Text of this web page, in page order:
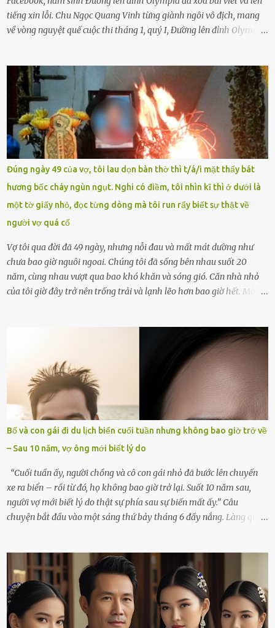
tiếng xin lỗi. Chu Ngọc Quang Vinh từng giành ngôi vô địch, mang
về vòng nguyệt quế cuộc thi tháng 1, quý I, Đường lên đỉnh Olympia.
chưa phù hợp, gây xôn xao, bức xúc trong dư luận. Ngay sau đó,
Trường THPT Chuyên Nguyễn Tất Thành báo cáo xác nhận tài
khoản Chu Vinh là của học sinh Chu Ngọc Quang Vinh, lớp 12 Anh
của nhà trường. Nam sinh này từng giành ngôi vô địch, mang về
vòng nguyệt quế cuộc thi tháng 1, quý I, Đường lên đỉnh Olympia
năm thứ 24. Quá trình giáo dục, học sinh Chu Ngọc Quang Vinh đã
nhận thức được nội dung bài viết của bản thân trên mạng xã hội
ngày 1.9 là chưa phù hợp nên đã chủ động gỡ bài viết và đăng bài
xin lỗi trên trang Facebook cá nhân. Chu Ngọc Quang Vinh làm việc
với cơ quan chức năng. Ảnh: Đơn vị cung...
Đúng ngày 49 của vợ, tôi lau dọn bàn thờ thì t/á/i mặt thấy bát
hương bốc cháy ngùn ngụt. Nghi có điềm, tôi nhìn kĩ thì ở dưới là
một tờ giấy nhỏ, đọc từng dòng mà tôi run rẩy biết sự thật về
người vợ quá cố
Vợ tôi qua đời đã 49 ngày, nhưng nỗi đau và mất mát dường như
chưa bao giờ nguôi ngoai. Chúng tôi đã sống bên nhau suốt 20
năm, cùng nhau vượt qua bao khó khăn và sóng gió. Căn nhà nhỏ
của tôi giờ đây trở nên trống trải và lạnh lẽo hơn bao giờ hết. Mỗi
rơi vào khoảng trống vô tận, chẳng còn muốn làm gì ngoài việc
ngồi lặng lẽ nhớ về cô ấy. Nhưng cuộc sống không cho phép tôi mãi
chìm đắm trong đau khổ. Họ hàng, bạn bè và những người thân
thiết đã đến bên, giúp tôi tổ chức tang lễ chu toàn. Và hôm nay là
ngày giỗ đầu tiên của vợ, 49 ngày sau khi cô ấy rời xa tôi mãi
mãi.Buổi sáng hôm đó, sau khi cúng cơm xong, tôi quyết định lên
sắp xếp lại bàn thờ vợ. Mọi thứ vẫn như mọi ngày, nhưng có điều gì
đó kỳ lạ mà tôi không thể giải thích được. Trong khoảnh khắc tôi
cúi xuống lau chùi bát hương, một luồng gió lạ thoáng qua, khiến
tôi giật mình. Và rồi, một chuyện kinh...
Bố và con gái đi du lịch biển cuối tuần nhưng không bao giờ trở về
– Sau 10 năm, vợ ông mới biết lý do
“Cuối tuần ấy, người chồng và cô con gái nhỏ đã bước lên chuyến
xe ra biển – rồi từ đó, họ không bao giờ trở lại. Suốt 10 năm sau,
người vợ mới biết lý do thật sự phía sau sự biến mất ấy.” Câu
chuyện bắt đầu vào một sáng thứ bảy tháng 6 đầy nắng. Làng quê
không kém. Ông Minh, vốn là một người đàn ông điềm đạm, ít nói,
hôm ấy lại đặc biệt vui vẻ. Ông chuẩn bị hành lý cho chuyến đi biển
cùng cô con gái 8 tuổi tên Thảo. “Em ở nhà nghỉ ngơi nhé, anh đưa
con đi biển hai ngày, để nó được ngắm sóng, nghịch cát. Về chắc nó
sẽ kể cho em nghe cả tuần không hết chuyện.” – Ông Minh cười